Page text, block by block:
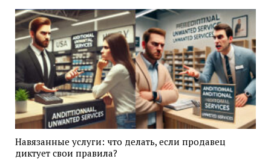
Навязанные услуги: что делать, если продавец
диктует свои правила?